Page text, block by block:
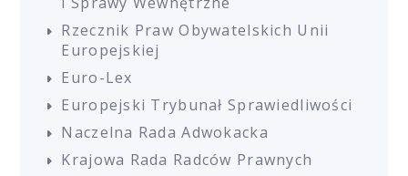
Rzecznik Praw Obywatelskich Unii
Europejskiej
Euro-Lex
Europejski Trybunał Sprawiedliwości
Naczelna Rada Adwokacka
Krajowa Rada Radców Prawnych